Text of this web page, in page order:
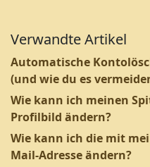
Verwandte Artikel
Automatische
(und wie du es
Wie kann ich meinen
Profilbild ändern?
Wie kann ich die mit
Mail-Adresse ändern?